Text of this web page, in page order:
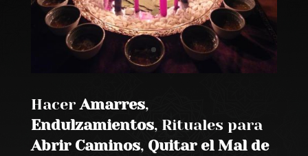
Hacer Amarres,
Endulzamientos, Rituales para
Abrir Caminos, Quitar el Mal de